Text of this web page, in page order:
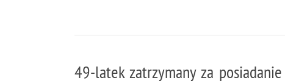
49-latek zatrzymany za